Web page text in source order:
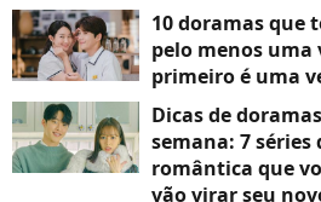
10 doramas que
pelo menos uma
primeiro é uma
Dicas de
semana: 7 séries
romântica que
vão virar seu